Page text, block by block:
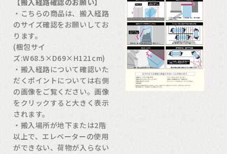
・こちらの商品は、搬入経路
のサイズ確認をお願いしてお
ります。
(梱包サイ
ズ:W68.5×D69×H121cm)
・搬入経路について確認いた
だくポイントについては右側
の画像をご覧ください。画像
をクリックすると大きく表示
されます。
・搬入場所が地下または2階
以上で、エレベーターの使用
ができない、荷物が入らない